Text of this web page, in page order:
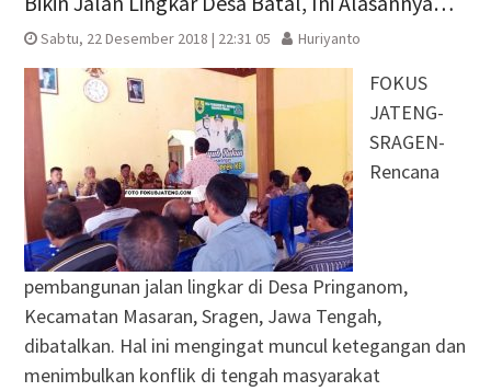
Sabtu, 22 Desember 2018 | 22:31 05 Huriyanto
FOKUS
JATENG-
SRAGEN-
Rencana
pembangunan jalan lingkar di Desa Pringanom,
Kecamatan Masaran, Sragen, Jawa Tengah,
dibatalkan. Hal ini mengingat muncul ketegangan dan
menimbulkan konflik di tengah masyarakat